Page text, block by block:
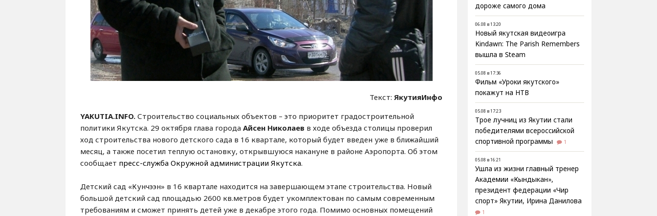
Текст:ЯкутияИнфо
YAKUTIA.INFO.Строительство социальных объектов – это приоритет градостроительной
политики Якутска. 29 октября глава городаАйсен Николаев в ходе объезда столицы проверил
ход строительства нового детского сада в 16 квартале, который будет введен уже в ближайший
месяц, а также посетил теплую остановку, открывшуюся накануне в районе Аэропорта. Об этом
сообщает пресс-служба Окружной администрации Якутска.
Детский сад «Кунчээн» в 16 квартале находится на завершающем этапе строительства. Новый
большой детский сад площадью 2600 кв.метров будет укомплектован по самым современным
требованиям и сможет принять детей уже в декабре этого года. Помимо основных помещений
дороже самого дома
06.08 в 13:20
Новый якутская видеоигра
Kindawn: The Parish Remembers
вышла в Steam
05.08 в 17:36
Фильм «Уроки якутского»
покажут на НТВ
05.08 в 17:23
Трое лучниц из Якутии стали
победителями всероссийской
спортивной программы
1
05.08 в 16:21
Ушла из жизни главный тренер
Академии «Кындыкан»,
президент федерации «Чир
спорт» Якутии, Ирина Данилова
1